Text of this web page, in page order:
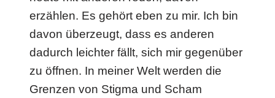
erzählen. Es gehört eben zu mir. Ich bin
davon überzeugt, dass es anderen
dadurch leichter fällt, sich mir gegenüber
zu öffnen. In meiner Welt werden die
Grenzen von Stigma und Scham